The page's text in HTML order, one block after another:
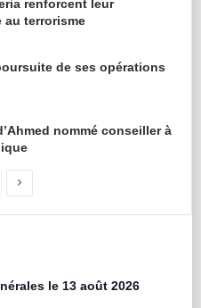
renforcent leur
au terrorisme
de ses opérations
nommé conseiller à
le 13 août 2026